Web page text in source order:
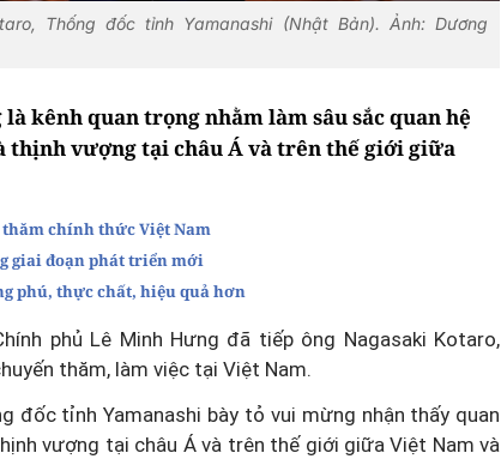
Thống đốc tỉnh Yamanashi (Nhật Bản). Ảnh: Dương
kênh quan trọng nhằm làm sâu sắc quan hệ
thịnh vượng tại châu Á và trên thế giới giữa
chính thức Việt Nam
giai đoạn phát triển mới
phú, thực chất, hiệu quả hơn
phủ Lê Minh Hưng đã tiếp ông Nagasaki Kotaro,
thăm, làm việc tại Việt Nam.
đốc tỉnh Yamanashi bày tỏ vui mừng nhận thấy quan
vượng tại châu Á và trên thế giới giữa Việt Nam và